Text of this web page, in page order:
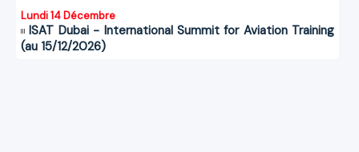
Lundi 14 Décembre
ISAT Dubai - International Summit for Aviation Training
(au 15/12/2026)